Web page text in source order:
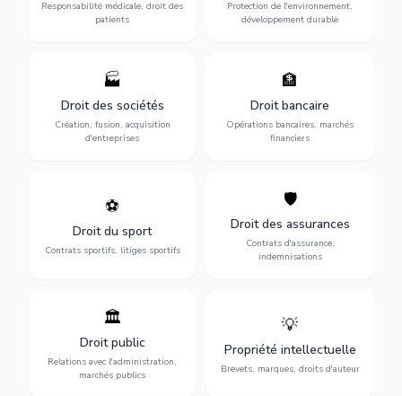
Responsabilité médicale, droit des
patients
indemnisation.
Protection de l'environnement,
développement durable
développement durable.
🏭
Droit des sociétés
Création, fusion, acquisition
d'entreprises
Structuration de votre
société : création, fusion-
acquisition, gouvernance et
restructuration.
🏦
Droit bancaire
Opérations bancaires, marchés
financiers
Gestion de vos opérations
financières : contentieux
bancaire, investissements et
régulation.
⚽
Droit du sport
Contrats sportifs, litiges sportifs
Expertise en droit sportif :
transferts, sponsoring et
contentieux.
🛡️
Droit des assurances
Contrats d'assurance,
indemnisations
Défense de vos intérêts :
contrats d'assurance,
sinistres et indemnisations
optimales.
🏛️
Droit public
Relations avec l'administration,
marchés publics
Gestion de vos relations
avec l'administration :
marchés publics,
urbanisme et contentieux.
💡
Propriété intellectuelle
Brevets, marques, droits d'auteur
Protection de vos créations
d'auteur et lutte contre la
contrefaçon.